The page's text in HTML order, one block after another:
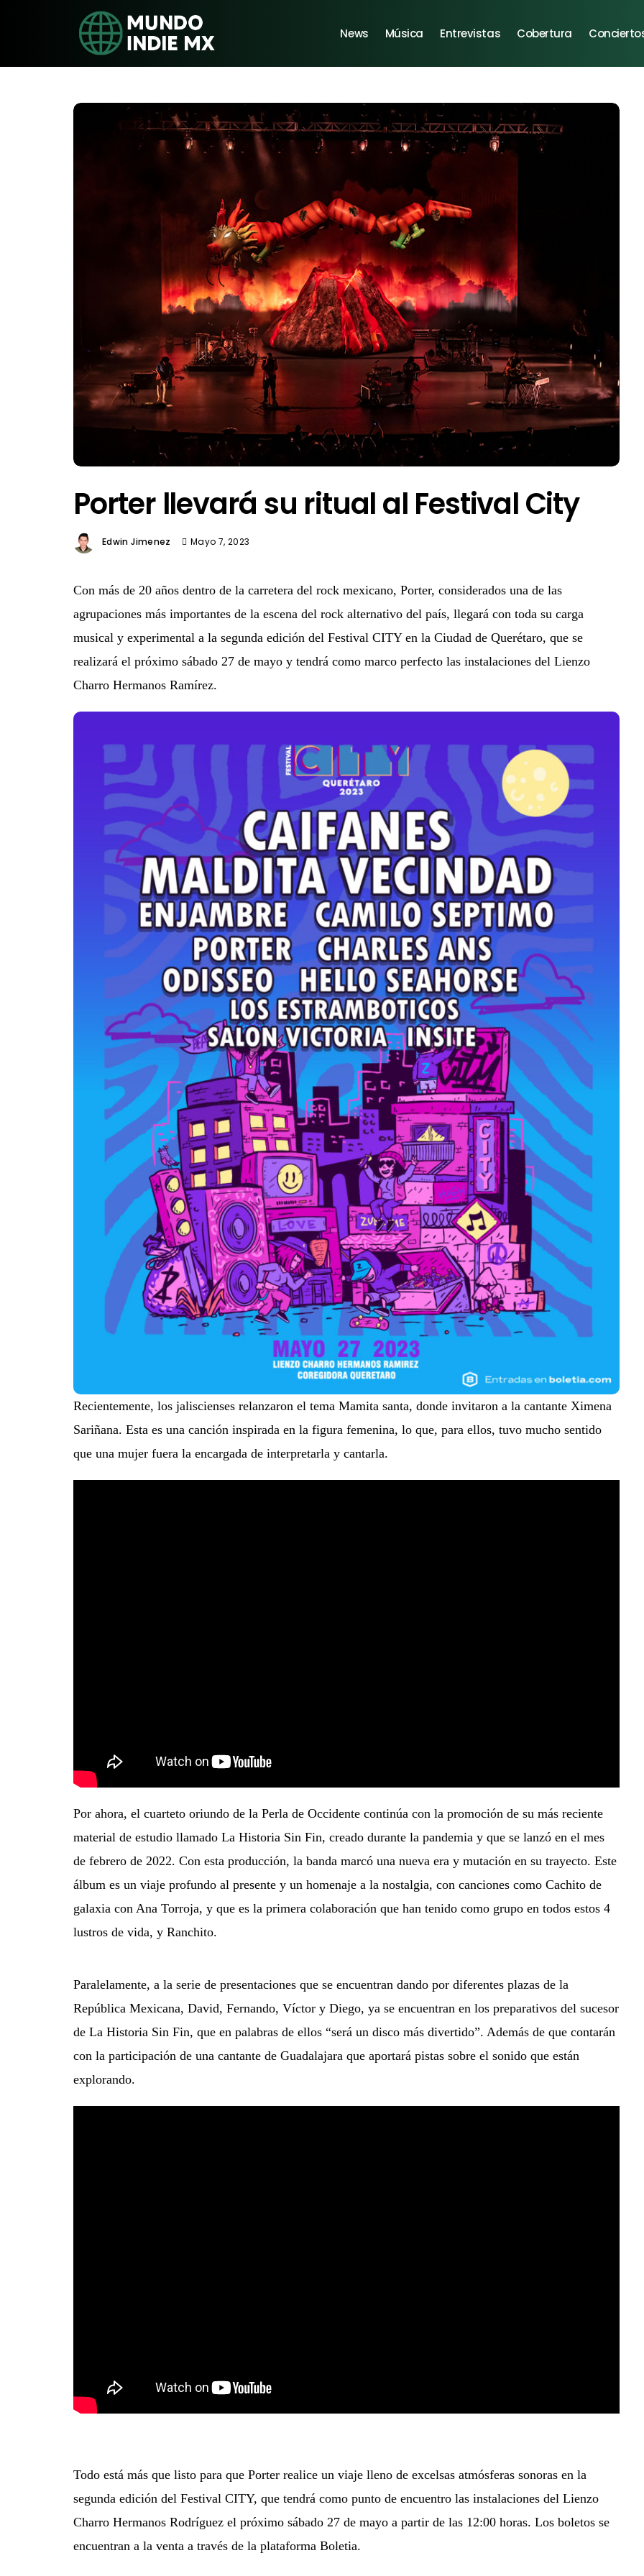
News Música Entrevistas Cobertura
Porter llevará su ritual al Festival City
Edwin Jimenez Mayo 7, 2023
Con más de 20 años dentro de la carretera del rock mexicano, Porter, considerados una de las
agrupaciones más importantes de la escena del rock alternativo del país, llegará con toda su carga
musical y experimental a la segunda edición del Festival CITY en la Ciudad de Querétaro, que se
realizará el próximo sábado 27 de mayo y tendrá como marco perfecto las instalaciones del Lienzo
Charro Hermanos Ramírez.
Recientemente, los jaliscienses relanzaron el tema Mamita santa, donde invitaron a la cantante Ximena
Sariñana. Esta es una canción inspirada en la figura femenina, lo que, para ellos, tuvo mucho sentido
que una mujer fuera la encargada de interpretarla y cantarla.
Por ahora, el cuarteto oriundo de la Perla de Occidente continúa con la promoción de su más reciente
material de estudio llamado La Historia Sin Fin, creado durante la pandemia y que se lanzó en el mes
de febrero de 2022. Con esta producción, la banda marcó una nueva era y mutación en su trayecto. Este
álbum es un viaje profundo al presente y un homenaje a la nostalgia, con canciones como Cachito de
galaxia con Ana Torroja, y que es la primera colaboración que han tenido como grupo en todos estos 4
lustros de vida, y Ranchito.
Paralelamente, a la serie de presentaciones que se encuentran dando por diferentes plazas de la
República Mexicana, David, Fernando, Víctor y Diego, ya se encuentran en los preparativos del sucesor
de La Historia Sin Fin, que en palabras de ellos “será un disco más divertido”. Además de que contarán
con la participación de una cantante de Guadalajara que aportará pistas sobre el sonido que están
explorando.
Todo está más que listo para que Porter realice un viaje lleno de excelsas atmósferas sonoras en la
segunda edición del Festival CITY, que tendrá como punto de encuentro las instalaciones del Lienzo
Charro Hermanos Rodríguez el próximo sábado 27 de mayo a partir de las 12:00 horas. Los boletos se
encuentran a la venta a través de la plataforma Boletia.
Destino Dos Equis 2026: La
gran celebración sonora
que transformará las
noches de Boca del Río y
Mérida
Edwin Jimenez Julio 13, 2026
JACK WHITE lanza su
séptimo álbum de estudio
‘Frozen Charlotte’
Edwin Jimenez Julio 13, 2026